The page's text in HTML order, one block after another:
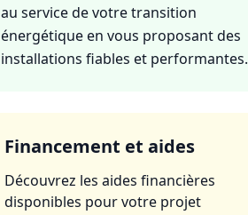
au service de votre transition
énergétique en vous proposant des
installations fiables et performantes.
Financement et aides
Découvrez les aides financières
disponibles pour votre projet